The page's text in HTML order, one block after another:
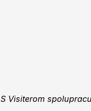
S Visiterom